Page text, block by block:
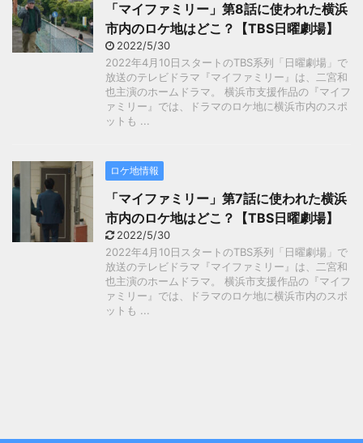
「マイファミリー」第8話に使われた横浜
市内のロケ地はどこ？【TBS日曜劇場】
2022/5/30
2022年4月10日スタートのTBS系列「日曜劇場」で
放送のテレビドラマ『マイファミリー』は、二宮和
也主演のホームドラマ。 横浜市支援作品の『マイフ
ァミリー』では、ドラマのロケ地に横浜市内のスポ
ットも ...
ロケ地情報
「マイファミリー」第7話に使われた横浜
市内のロケ地はどこ？【TBS日曜劇場】
2022/5/30
2022年4月10日スタートのTBS系列「日曜劇場」で
放送のテレビドラマ『マイファミリー』は、二宮和
也主演のホームドラマ。 横浜市支援作品の『マイフ
ァミリー』では、ドラマのロケ地に横浜市内のスポ
ットも ...